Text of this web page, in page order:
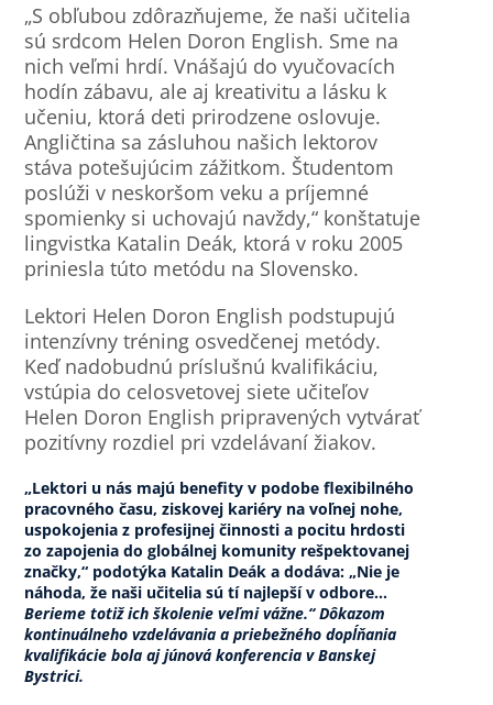
„S obľubou zdôrazňujeme, že naši učitelia
sú srdcom Helen Doron English. Sme na
nich veľmi hrdí. Vnášajú do vyučovacích
hodín zábavu, ale aj kreativitu a lásku k
učeniu, ktorá deti prirodzene oslovuje.
Angličtina sa zásluhou našich lektorov
stáva potešujúcim zážitkom. Študentom
poslúži v neskoršom veku a príjemné
spomienky si uchovajú navždy,“ konštatuje
lingvistka Katalin Deák, ktorá v roku 2005
priniesla túto metódu na Slovensko.
Lektori Helen Doron English podstupujú
intenzívny tréning osvedčenej metódy.
Keď nadobudnú príslušnú kvalifikáciu,
vstúpia do celosvetovej siete učiteľov
Helen Doron English pripravených vytvárať
pozitívny rozdiel pri vzdelávaní žiakov.
„Lektori u nás majú benefity v podobe flexibilného
pracovného času, ziskovej kariéry na voľnej nohe,
uspokojenia z profesijnej činnosti a pocitu hrdosti
zo zapojenia do globálnej komunity rešpektovanej
značky,“ podotýka Katalin Deák a dodáva: „Nie je
náhoda, že naši učitelia sú tí najlepší v odbore…
Berieme totiž ich školenie veľmi vážne.“ Dôkazom
kontinuálneho vzdelávania a priebežného dopĺňania
kvalifikácie bola aj júnová konferencia v Banskej
Bystrici.